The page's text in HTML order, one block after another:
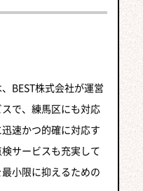
BEST株式会社が運営
で、練馬区にも対応
速かつ的確に対応す
サービスも充実して
小限に抑えるための